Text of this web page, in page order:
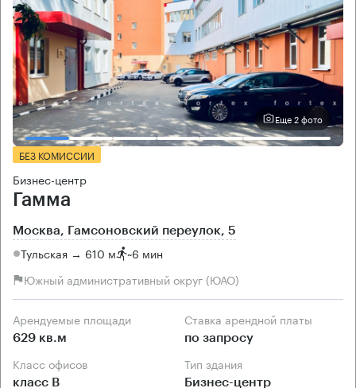
Еще 2 фото
БЕЗ КОМИССИИ
Бизнес-центр
Гамма
Москва, Гамсоновский переулок, 5
Тульская → 610 м ~6 мин
Южный административный округ (ЮАО)
Арендуемые площади
629 кв.м
Ставка арендной платы
по запросу
Класс офисов
класс B
Тип здания
Бизнес-центр